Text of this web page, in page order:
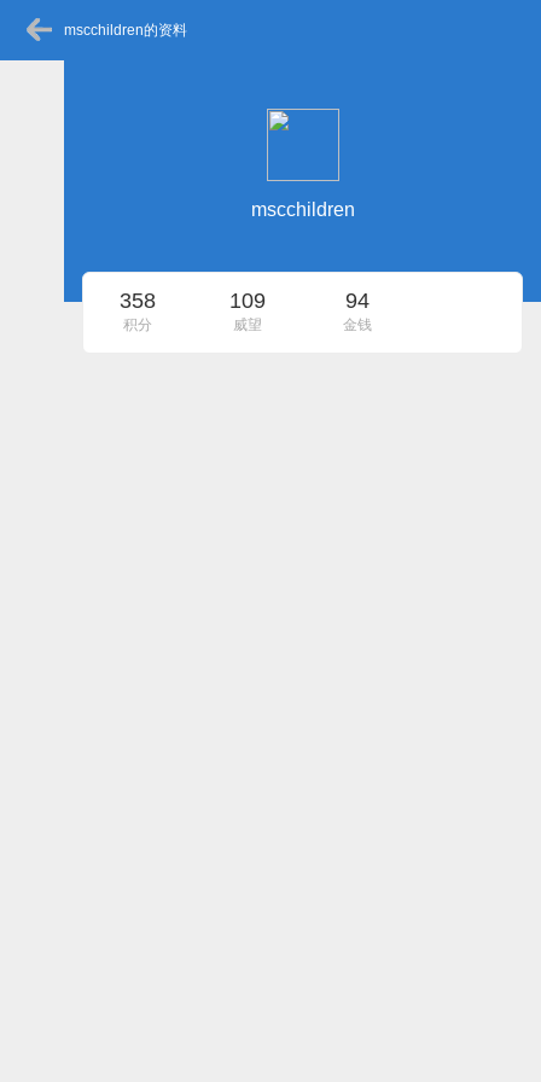
mscchildren的资料
mscchildren
358
积分
109
威望
94
金钱